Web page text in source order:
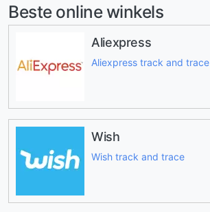
Beste online winkels
Aliexpress
Aliexpress track and trace
Wish
Wish track and trace